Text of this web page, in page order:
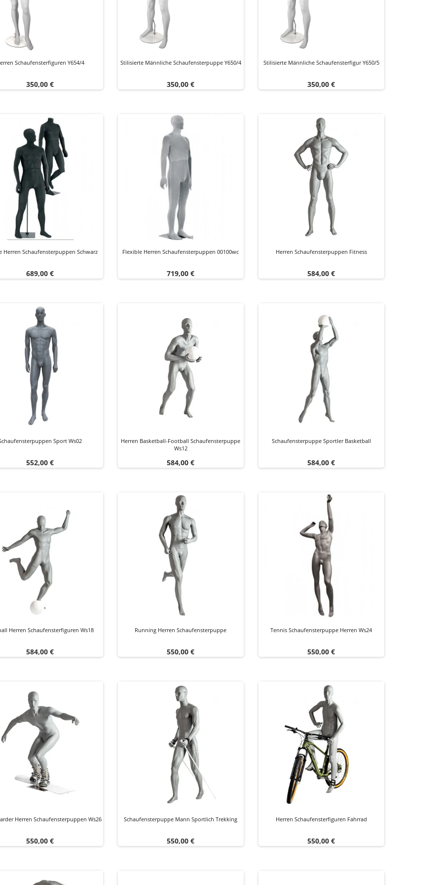
Schaufensterfiguren Y654/4
Preis
350,00 €
Stilisierte Männliche Schaufensterpuppe Y650/4
Preis
350,00 €
Stilisierte Männliche Schaufensterfigur Y650/5
Preis
350,00 €
Herren Schaufensterpuppen Schwarz
Preis
689,00 €
Flexible Herren Schaufensterpuppen 00100wc
Preis
719,00 €
Herren Schaufensterpuppen Fitness
Preis
584,00 €
Sport Ws02
Preis
552,00 €
Herren Basketball-Football Schaufensterpuppe
Ws12
Preis
584,00 €
Schaufensterpuppe Sportler Basketball
Preis
584,00 €
Herren Schaufensterfiguren Ws18
Preis
584,00 €
Running Herren Schaufensterpuppe
Preis
550,00 €
Tennis Schaufensterpuppe Herren Ws24
Preis
550,00 €
Herren Schaufensterpuppen Ws26
Preis
550,00 €
Schaufensterpuppe Mann Sportlich Trekking
Preis
550,00 €
Herren Schaufensterfiguren Fahrrad
Preis
550,00 €